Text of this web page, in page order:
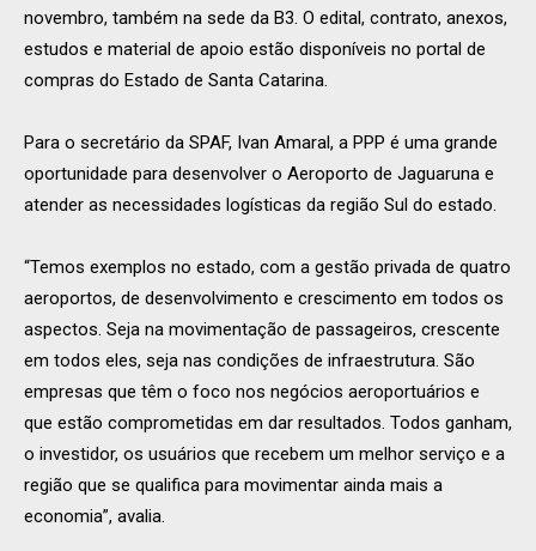
novembro, também na sede da B3. O edital, contrato, anexos,
estudos e material de apoio estão disponíveis no portal de
compras do Estado de Santa Catarina.
Para o secretário da SPAF, Ivan Amaral, a PPP é uma grande
oportunidade para desenvolver o Aeroporto de Jaguaruna e
atender as necessidades logísticas da região Sul do estado.
“Temos exemplos no estado, com a gestão privada de quatro
aeroportos, de desenvolvimento e crescimento em todos os
aspectos. Seja na movimentação de passageiros, crescente
em todos eles, seja nas condições de infraestrutura. São
empresas que têm o foco nos negócios aeroportuários e
que estão comprometidas em dar resultados. Todos ganham,
o investidor, os usuários que recebem um melhor serviço e a
região que se qualifica para movimentar ainda mais a
economia”, avalia.